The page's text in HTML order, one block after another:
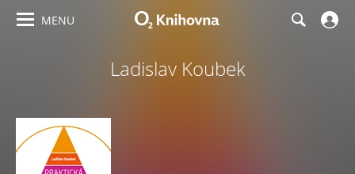
MENU
Ladislav Koubek